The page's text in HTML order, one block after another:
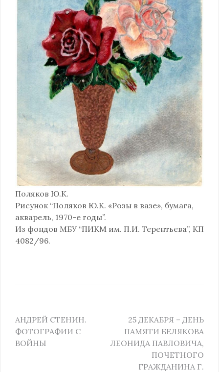
Поляков Ю.К.
Рисунок “Поляков Ю.К. «Розы в вазе», бумага,
акварель, 1970-е годы”.
Из фондов МБУ “ПИКМ им. П.И. Терентьева”, КП
4082/96.
АНДРЕЙ СТЕНИН.
ФОТОГРАФИИ С
ВОЙНЫ
25 ДЕКАБРЯ – ДЕНЬ
ПАМЯТИ БЕЛЯКОВА
ЛЕОНИДА ПАВЛОВИЧА,
ПОЧЕТНОГО
ГРАЖДАНИНА Г.